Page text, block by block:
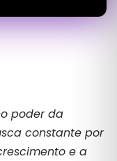
poder da
constante por
e a